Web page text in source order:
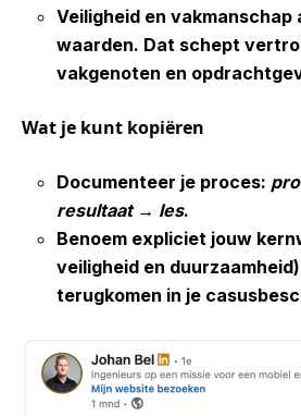
Veiligheid en vakmanschap
waarden. Dat schept
vakgenoten en
Wat je kunt kopiëren
Documenteer je proces:
resultaat → les.
Benoem expliciet jouw
veiligheid en
terugkomen in je